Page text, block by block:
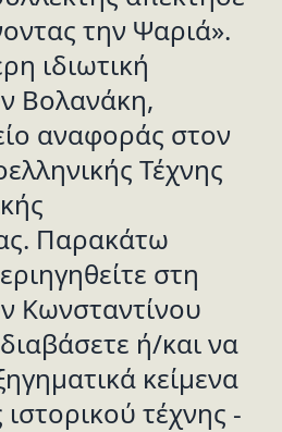
την Ψαριά».
ιδιωτική
Βολανάκη,
αναφοράς στον
Τέχνης
Παρακάτω
στη
Κωνσταντίνου
ή/και να
κείμενα
ιστορικού τέχνης -